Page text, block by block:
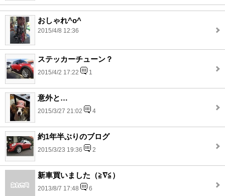
おしゃれ^o^
2015/4/8 12:36
ステッカーチューン？
2015/4/2 17:22 1
意外と…
2015/3/27 21:02 4
約1年半ぶりのブログ
2015/3/23 19:36 2
新車買いました（≧∇≦）
2013/8/7 17:48 6